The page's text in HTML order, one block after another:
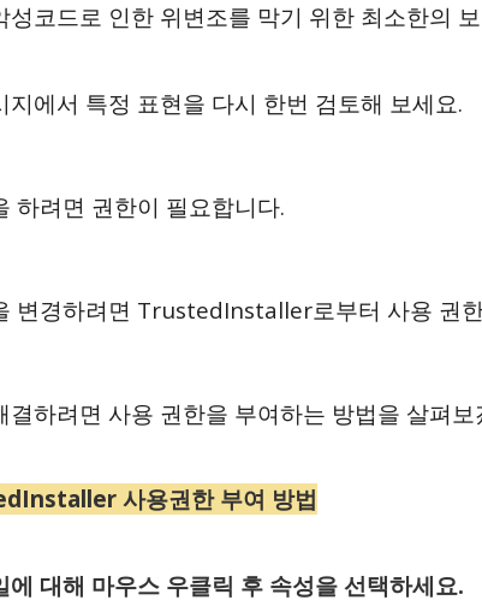
성코드로 인한 위변조를 막기 위한 최소한의
지에서 특정 표현을 다시 한번 검토해 보세요.
하려면 권한이 필요합니다.
변경하려면 TrustedInstaller로부터 사용 권
결하려면 사용 권한을 부여하는 방법을 살펴보
사용권한 부여 방법
에 대해 마우스 우클릭 후 속성을 선택하세요.